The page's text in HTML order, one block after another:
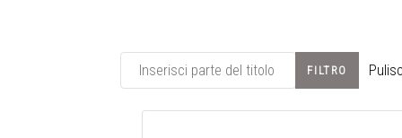
Inserisci parte del titolo FILTRO